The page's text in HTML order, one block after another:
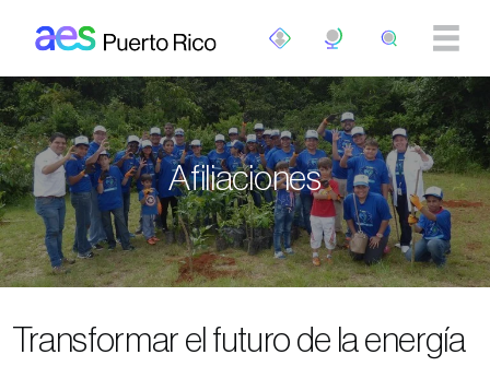
Afiliaciones
Transformar el futuro de la energía